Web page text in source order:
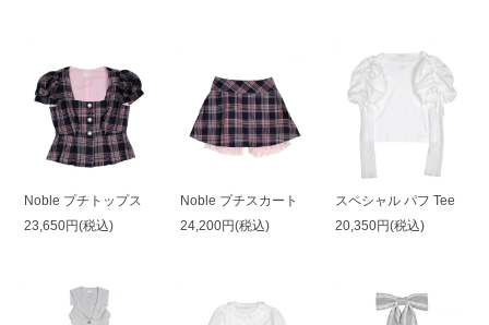
Noble プチトップス
23,650円(税込)
Noble プチスカート
24,200円(税込)
スペシャル パフ Tee
20,350円(税込)